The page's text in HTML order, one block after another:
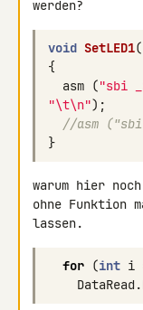
void SetLED1
{
asm ("sbi
"\t\n");
//asm ("sbi
}
warum hier
ohne Funktion
for (int i
DataRead.